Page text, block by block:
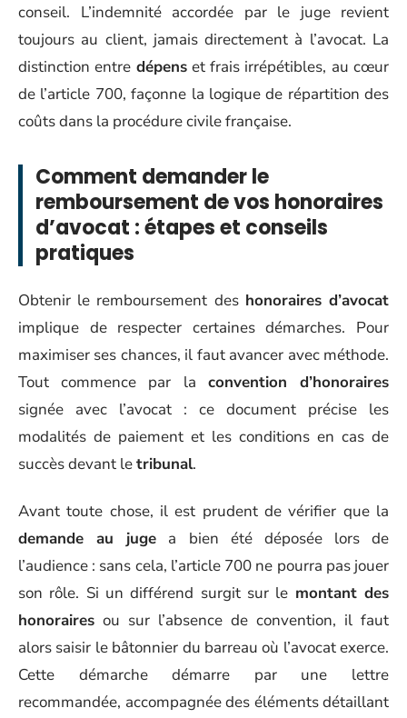
conseil. L’indemnité accordée par le juge revient
toujours au client, jamais directement à l’avocat. La
distinction entre dépenset frais irrépétibles, au cœur
de l’article 700, façonne la logique de répartition des
coûts dans la procédure civile française.
Comment demander le
remboursement de vos honoraires
d’avocat : étapes et conseils
pratiques
Obtenir le remboursement des honoraires d’avocat
implique de respecter certaines démarches. Pour
maximiser ses chances, il faut avancer avec méthode.
Tout commence par la convention d’honoraires
signée avec l’avocat : ce document précise les
modalités de paiement et les conditions en cas de
succès devant letribunal.
Avant toute chose, il est prudent de vérifier que la
demande au juge a bien été déposée lors de
l’audience : sans cela, l’article 700 ne pourra pas jouer
son rôle. Si un différend surgit sur le montant des
honoraires ou sur l’absence de convention, il faut
alors saisir le bâtonnier du barreau où l’avocat exerce.
Cette démarche démarre par une lettre
recommandée, accompagnée des éléments détaillant